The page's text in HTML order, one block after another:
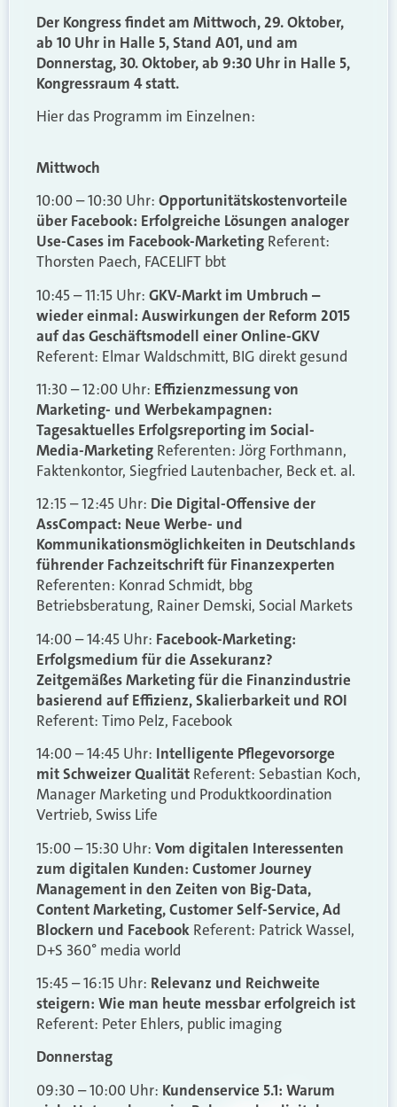
Der Kongress findet am Mittwoch, 29. Oktober,
ab 10 Uhr in Halle 5, Stand A01, und am
Donnerstag, 30. Oktober, ab 9:30 Uhr in Halle 5,
Kongressraum 4 statt.
Hier das Programm im Einzelnen:
Mittwoch
10:00 – 10:30 Uhr: Opportunitätskostenvorteile
über Facebook: Erfolgreiche Lösungen analoger
Use-Cases im Facebook-Marketing Referent:
Thorsten Paech, FACELIFT bbt
10:45 – 11:15 Uhr: GKV-Markt im Umbruch –
wieder einmal: Auswirkungen der Reform 2015
auf das Geschäftsmodell einer Online-GKV
Referent: Elmar Waldschmitt, BIG direkt gesund
11:30 – 12:00 Uhr: Effizienzmessung von
Marketing- und Werbekampagnen:
Tagesaktuelles Erfolgsreporting im Social-
Media-Marketing Referenten: Jörg Forthmann,
Faktenkontor, Siegfried Lautenbacher, Beck et. al.
12:15 – 12:45 Uhr: Die Digital-Offensive der
AssCompact: Neue Werbe- und
Kommunikationsmöglichkeiten in Deutschlands
führender Fachzeitschrift für Finanzexperten
Referenten: Konrad Schmidt, bbg
Betriebsberatung, Rainer Demski, Social Markets
14:00 – 14:45 Uhr: Facebook-Marketing:
Erfolgsmedium für die Assekuranz?
Zeitgemäßes Marketing für die Finanzindustrie
basierend auf Effizienz, Skalierbarkeit und ROI
Referent: Timo Pelz, Facebook
14:00 – 14:45 Uhr: Intelligente Pflegevorsorge
mit Schweizer Qualität Referent: Sebastian Koch,
Manager Marketing und Produktkoordination
Vertrieb, Swiss Life
15:00 – 15:30 Uhr: Vom digitalen Interessenten
zum digitalen Kunden: Customer Journey
Management in den Zeiten von Big-Data,
Content Marketing, Customer Self-Service, Ad
Blockern und Facebook Referent: Patrick Wassel,
D+S 360° media world
15:45 – 16:15 Uhr: Relevanz und Reichweite
steigern: Wie man heute messbar erfolgreich ist
Referent: Peter Ehlers, public imaging
Donnerstag
09:30 – 10:00 Uhr: Kundenservice 5.1: Warum